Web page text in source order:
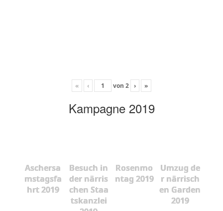
« ‹ von 2 › »
Kampagne 2019
Aschersa
mstagsfa
hrt 2019
Besuch in
der närris
chen Staa
tskanzlei
Rosenmo
ntag 2019
Umzug de
r närrisch
en Garden
2019